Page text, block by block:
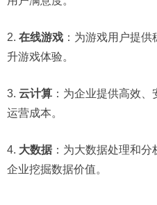
2. 在线游戏 ：为游戏用户提
升游戏体验。
3. 云计算 ：为企业提供高效
运营成本。
4. 大数据：为大数据处理和分
企业挖掘数据价值。